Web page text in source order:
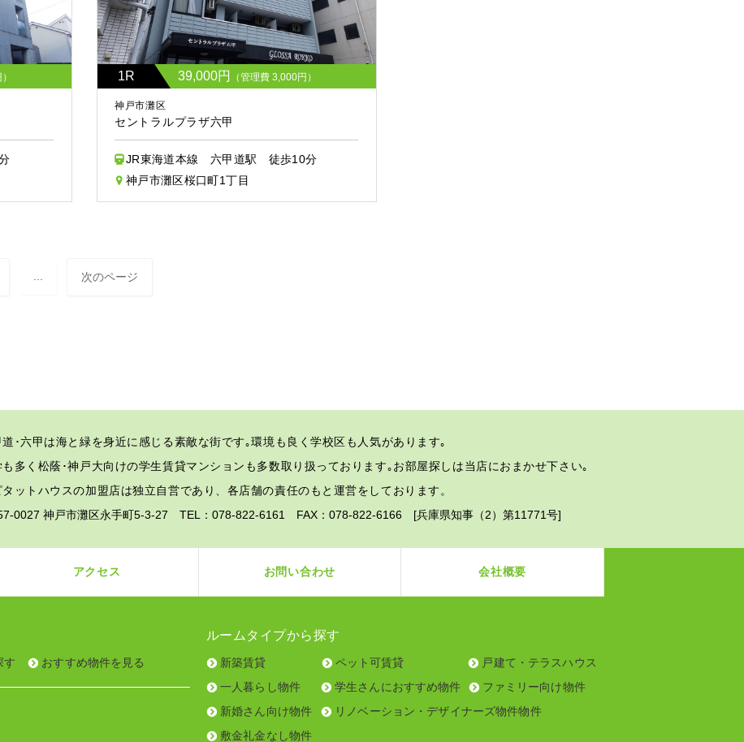
1R 39,000円 （管理費 3,000円）
神戸市灘区
セントラルプラザ六甲
JR東海道本線 六甲道駅 徒歩10分
神戸市灘区桜口町1丁目
次のページ
道･六甲は海と緑を身近に感じる素敵な街です｡環境も良く学校区も人気があります｡
も多く松蔭･神戸大向けの学生賃貸マンションも多数取り扱っております｡お部屋探しは当店におまかせ下さい｡
ットハウスの加盟店は独立自営であり、各店舗の責任のもと運営をしております。
0027 神戸市灘区永手町5-3-27 TEL：078-822-6161 FAX：078-822-6166 [兵庫県知事（2）第11771号]
アクセス お問い合わせ 会社概要
す おすすめ物件を見る
ルームタイプから探す
新築賃貸 ペット可賃貸
戸建て・テラスハウス
一人暮らし物件
学生さんにおすすめ物件
ファミリー向け物件
新婚さん向け物件
リノベーション・デザイナーズ物件物件
敷金礼金なし物件